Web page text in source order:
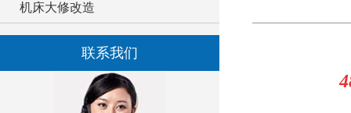
机床大修改造
联系我们